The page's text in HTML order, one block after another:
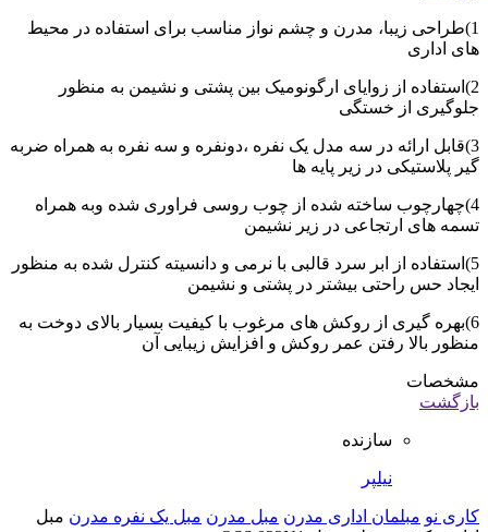
1)طراحی زیبا، مدرن و چشم نواز مناسب برای استفاده در محیط
های اداری
2)استفاده از زوایای ارگونومیک بین پشتی و نشیمن به منظور
جلوگیری از خستگی
3)قابل ارائه در سه مدل یک نفره ،دونفره و سه نفره به همراه ضربه
گیر پلاستیکی در زیر پایه ها
4)چهارچوب ساخته شده از چوب روسی فراوری شده وبه همراه
تسمه های ارتجاعی در زیر نشیمن
5)استفاده از ابر سرد قالبی با نرمی و دانسیته کنترل شده به منظور
ایجاد حس راحتی بیشتر در پشتی و نشیمن
6)بهره گیری از روکش های مرغوب با کیفیت بسیار بالای دوخت به
منظور بالا رفتن عمر روکش و افزایش زیبایی آن
مشخصات
بازگشت
سازنده
نیلپر
کاری نو مبلمان اداری مدرن مبل مدرن مبل یک نفره مدرن مبل